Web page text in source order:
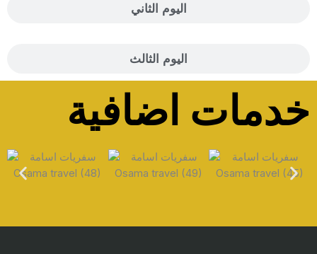
اليوم الثاني
اليوم الثالث
خدمات اضافية